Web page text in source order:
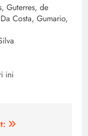
Guterres, de
Costa, Gumario,
ini